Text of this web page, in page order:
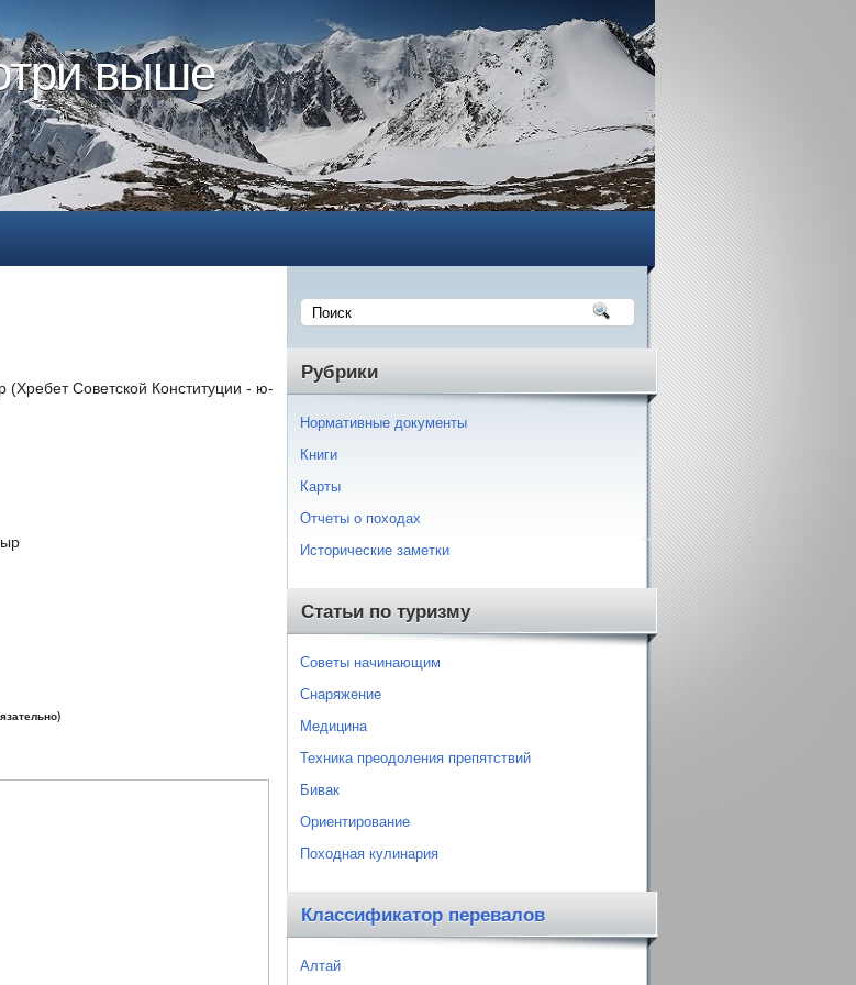
выше
Советской Конституции - ю-
Рубрики
Нормативные документы
Книги
Карты
Отчеты о походах
Исторические заметки
Статьи по туризму
Советы начинающим
Снаряжение
Медицина
Техника преодоления препятствий
Бивак
Ориентирование
Походная кулинария
Классификатор перевалов
Алтай